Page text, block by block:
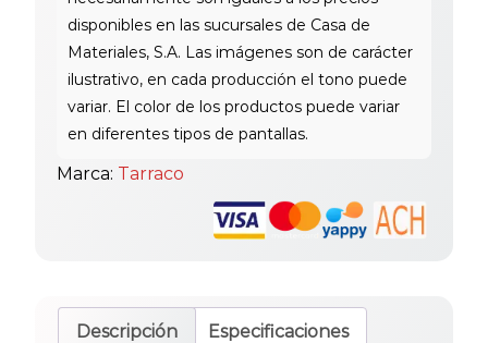
Marca: Tarraco
Descripción Especificaciones